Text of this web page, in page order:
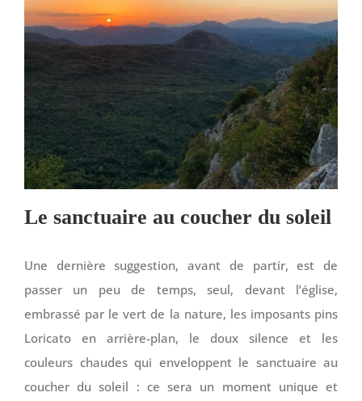
Le sanctuaire au coucher du soleil
Une dernière suggestion, avant de partir, est de
passer un peu de temps, seul, devant l’église,
embrassé par le vert de la nature, les imposants pins
Loricato en arrière-plan, le doux silence et les
couleurs chaudes qui enveloppent le sanctuaire au
coucher du soleil : ce sera un moment unique et